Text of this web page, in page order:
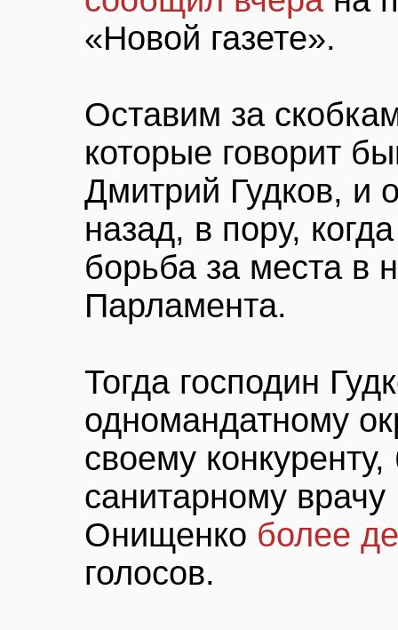
«Новой газете».
Оставим за
которые говорит
Дмитрий Гудков, и
назад, в пору,
борьба за места в
Парламента.
Тогда господин
одномандатному
своему
санитарному
Онищенко более
голосов.